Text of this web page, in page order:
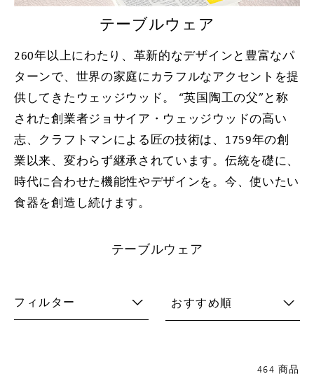
テーブルウェア
260年以上にわたり、革新的なデザインと豊富なパ
ターンで、世界の家庭にカラフルなアクセントを提
供してきたウェッジウッド。 “英国陶工の父”と称
された創業者ジョサイア・ウェッジウッドの高い
志、クラフトマンによる匠の技術は、1759年の創
業以来、変わらず継承されています。伝統を礎に、
時代に合わせた機能性やデザインを。今、使いたい
食器を創造し続けます。
テーブルウェア
フィルター おすすめ順
464 商品